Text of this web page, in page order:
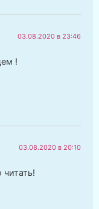
03.08.2020 в 23:46
!
03.08.2020 в 20:10